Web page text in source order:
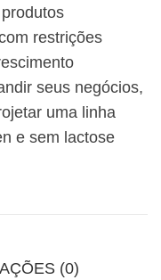
restrições
seus negócios,
uma linha
e sem lactose
(0)